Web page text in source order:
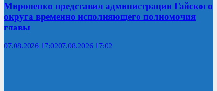
Мироненко представил администрации Гайского
округа временно исполняющего полномочия
главы
07.08.2026 17:0207.08.2026 17:02